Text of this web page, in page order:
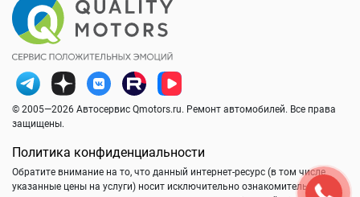
© 2005—2026 Автосервис Qmotors.ru. Ремонт автомобилей. Все права
защищены.
Политика конфиденциальности
Обратите внимание на то, что данный интернет-ресурс (в том числе
указанные цены на услуги) носит исключительно ознакомительный